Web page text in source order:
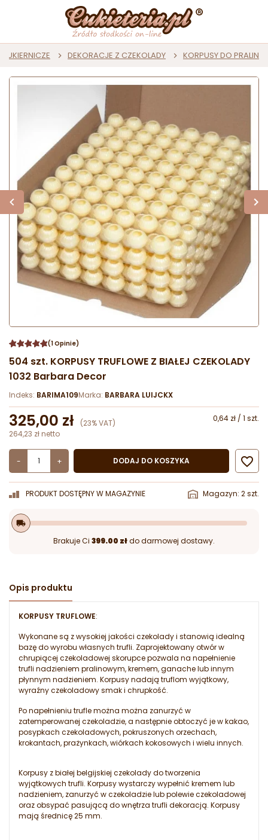
DEKORACJE Z CZEKOLADY KORPUSY DO PRALIN
(1 Opinie)
504 szt. KORPUSY TRUFLOWE Z BIAŁEJ CZEKOLADY
1032 Barbara Decor
Indeks: BARIMA109Marka: BARBARA LUIJCKX
325,00 zł (23% VAT)
0,64 zł / 1 szt.
264,23 zł netto
- + DODAJ DO KOSZYKA 
PRODUKT DOSTĘPNY W MAGAZYNIE Magazyn: 2 szt.
local_shipping
Brakuje Ci 399.00 złdo darmowej dostawy.
Opis produktu
KORPUSY TRUFLOWE:
Wykonane są z wysokiej jakości czekolady i stanowią idealną
bazę do wyrobu własnych trufli. Zaprojektowany otwór w
chrupiącej czekoladowej skorupce pozwala na napełnienie
trufli nadzieniem pralinowym, kremem, ganache lub innym
płynnym nadzieniem. Korpusy nadają truflom wyjątkowy,
wyraźny czekoladowy smak i chrupkość.
Po napełnieniu trufle można można zanurzyć w
zatemperowanej czekoladzie, a następnie obtoczyć je w kakao,
posypkach czekoladowych, pokruszonych orzechach,
krokantach, prażynkach, wiórkach kokosowych i wielu innych.
Korpusy z białej belgijskiej czekolady do tworzenia
wyjątkowych trufli. Korpusy wystarczy wypełnić kremem lub
nadzieniem, zanurzyć w czekoladzie lub polewie czekoladowej
oraz obsypać pasującą do wnętrza trufli dekoracją. Korpusy
mają średnicę 25 mm.